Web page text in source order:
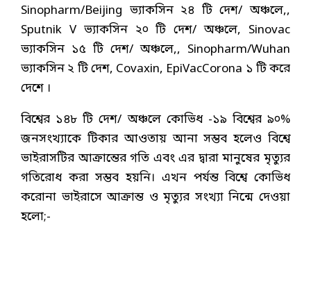
Sinopharm/Beijing ভ্যাকসিন ২৪ টি দেশ/ অঞ্চলে,,
Sputnik V ভ্যাকসিন ২০ টি দেশ/ অঞ্চলে, Sinovac
ভ্যাকসিন ১৫ টি দেশ/ অঞ্চলে,, Sinopharm/Wuhan
ভ্যাকসিন ২ টি দেশ, Covaxin, EpiVacCorona ১ টি করে
দেশে ।
বিশ্বের ১৪৮ টি দেশ/ অঞ্চলে কোভিধ -১৯ বিশ্বের ৯০%
জনসংখ্যাকে টিকার আওতায় আনা সম্ভব হলেও বিশ্বে
ভাইরাসটির আক্রান্তের গতি এবং এর দ্বারা মানুষের মৃত্যুর
গতিরোধ করা সম্ভব হয়নি। এখন পর্যন্ত বিশ্বে কোভিধ
করোনা ভাইরাসে আক্রান্ত ও মৃত্যুর সংখ্যা নিন্মে দেওয়া
হলো;-